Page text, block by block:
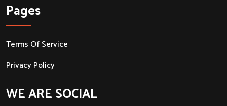
Pages
Terms Of Service
Privacy Policy
WE ARE SOCIAL